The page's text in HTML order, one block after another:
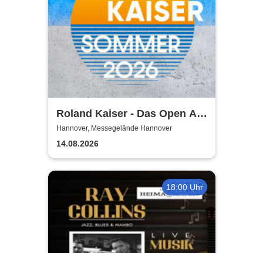
Roland Kaiser - Das Open Air
2026!
Hannover, Messegelände Hannover
14.08.2026
18:00 Uhr